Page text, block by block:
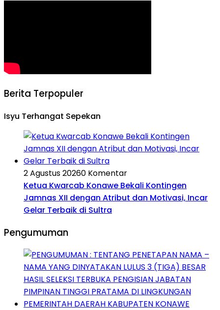
Berita Terpopuler
Isyu Terhangat Sepekan
2 Agustus 20260 Komentar
Ketua Kwarcab Konawe Bekali Kontingen
Jamnas XII dengan Atribut dan Motivasi, Incar
Gelar Terbaik di Sultra
Pengumuman